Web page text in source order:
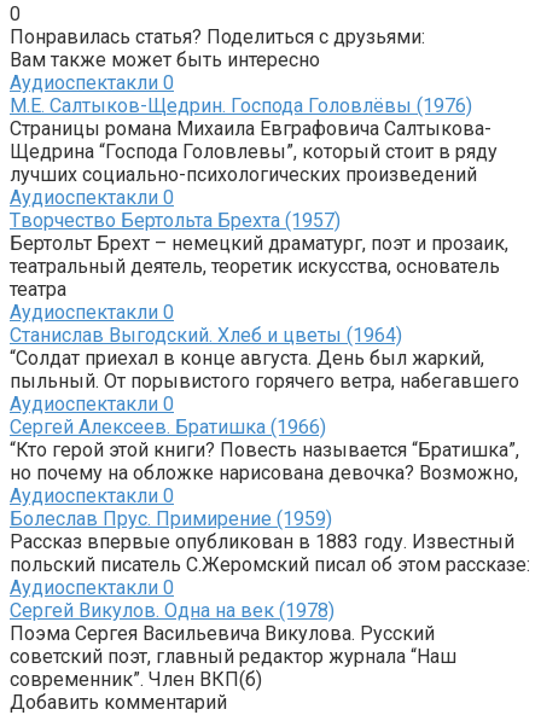
0
Понравилась статья? Поделиться с друзьями:
Вам также может быть интересно
Аудиоспектакли 0
М.Е. Салтыков-Щедрин. Господа Головлёвы (1976)
Страницы романа Михаила Евграфовича Салтыкова-
Щедрина “Господа Головлевы”, который стоит в ряду
лучших социально-психологических произведений
Аудиоспектакли 0
Tворчество Бертольта Брехта (1957)
Бертольт Брехт – немецкий драматург, поэт и прозаик,
театральный деятель, теоретик искусства, основатель
театра
Аудиоспектакли 0
Станислав Выгодский. Хлеб и цветы (1964)
“Солдат приехал в конце августа. День был жаркий,
пыльный. От порывистого горячего ветра, набегавшего
Аудиоспектакли 0
Сергей Алексеев. Братишка (1966)
“Кто герой этой книги? Повесть называется “Братишка”,
но почему на обложке нарисована девочка? Возможно,
Аудиоспектакли 0
Болеслав Прус. Примирение (1959)
Рассказ впервые опубликован в 1883 году. Известный
польский писатель С.Жеромский писал об этом рассказе:
Аудиоспектакли 0
Сергей Викулов. Одна на век (1978)
Поэма Сергея Васильевича Викулова. Русский
советский поэт, главный редактор журнала “Наш
современник”. Член ВКП(б)
Добавить комментарий